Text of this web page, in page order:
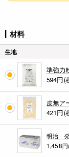
材料
生地
準強力
594円(
皮無ア
421円(
明治 発
1,458